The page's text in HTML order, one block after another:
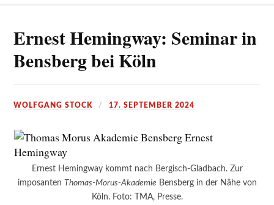
Ernest Hemingway: Seminar in
Bensberg bei Köln
WOLFGANG STOCK 17. SEPTEMBER 2024
Ernest Hemingway kommt nach Bergisch-Gladbach. Zur
imposanten Thomas-Morus-Akademie Bensberg in der Nähe von
Köln. Foto: TMA, Presse.